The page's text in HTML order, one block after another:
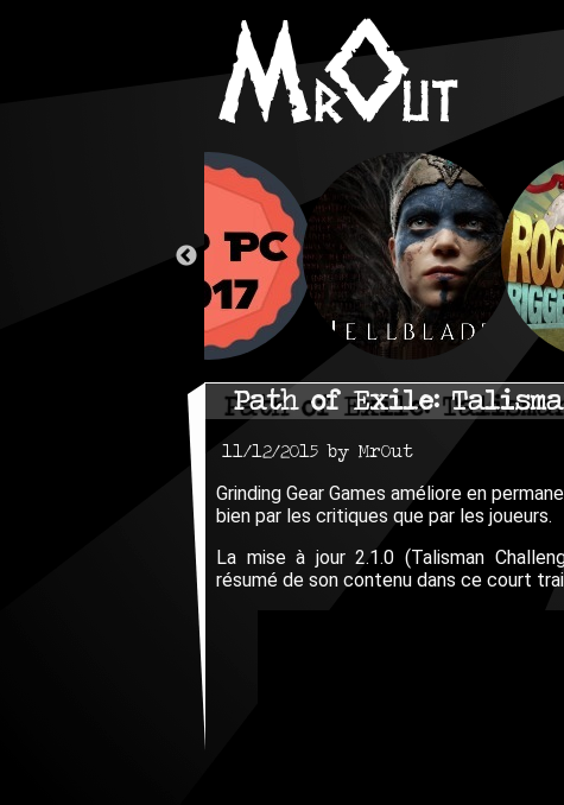
Path of Exile:
11/12/2015 by MrOut
Grinding Gear Games améliore en
bien par les critiques que par les joueurs.
La mise à jour 2.1.0 (Talisman
résumé de son contenu dans ce court